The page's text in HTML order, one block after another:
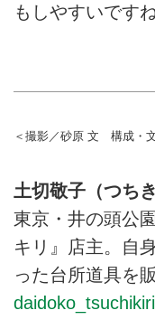
もしやすいですね
＜撮影／砂原 文 構成・
土切敬子（つち
東京・井の頭公
キリ』店主。自
った台所道具を
daidoko_tsuchikiri